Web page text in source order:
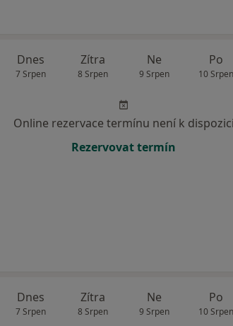
Dnes
7 Srpen
Zítra
8 Srpen
Ne
9 Srpen
Po
10 Srpen
Online rezervace termínu není k dispozici
Rezervovat termín
Dnes
7 Srpen
Zítra
8 Srpen
Ne
9 Srpen
Po
10 Srpen